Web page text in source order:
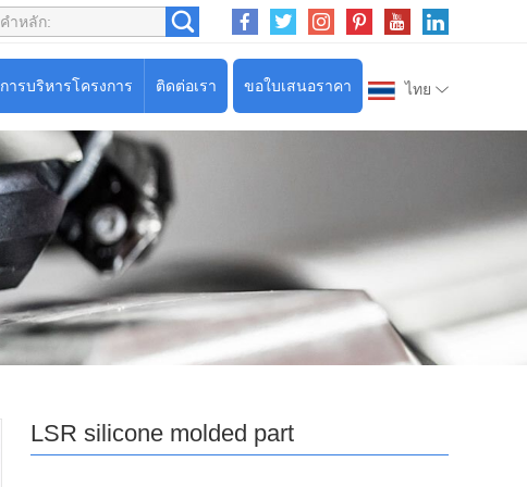
ไทย
ขอใบเสนอราคา
การบริหารโครงการ ติดต่อเรา
LSR silicone molded part